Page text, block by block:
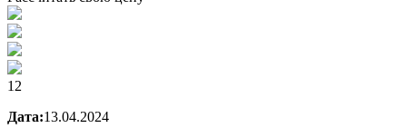
12
Дата:13.04.2024